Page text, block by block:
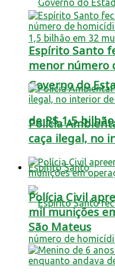
Governo do
de R$ 1,5
Espírito Santo
Espírito Santo
menor número
Polícia
caça ilegal, no
Polícia Civil
mil munições
São Mateus